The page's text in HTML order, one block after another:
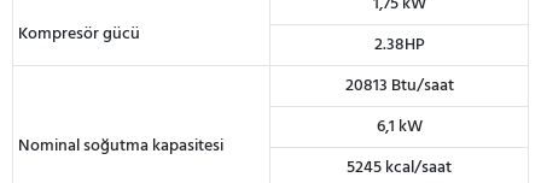
Kompresör gücü
2.38HP
Nominal soğutma kapasitesi
20813 Btu/saat
6,1 kW
5245 kcal/saat